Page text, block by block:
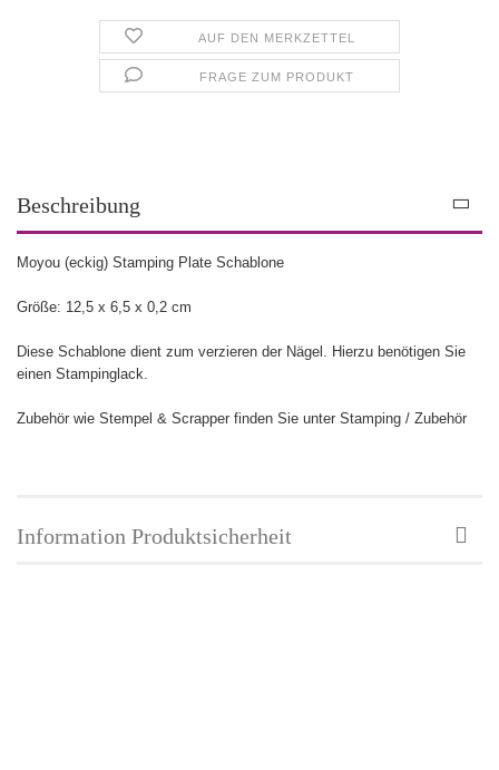
AUF DEN MERKZETTEL
FRAGE ZUM PRODUKT
Beschreibung
Moyou (eckig) Stamping Plate Schablone
Größe: 12,5 x 6,5 x 0,2 cm
Diese Schablone dient zum verzieren der Nägel. Hierzu benötigen Sie
einen Stampinglack.
Zubehör wie Stempel & Scrapper finden Sie unter Stamping / Zubehör
Information Produktsicherheit